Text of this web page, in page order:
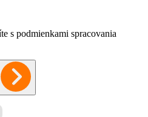
s podmienkami spracovania